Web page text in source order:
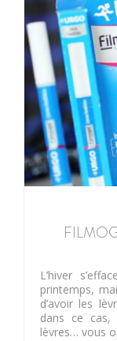
L’hiver
printemps,
d’avoir les
dans ce
lèvres… vous